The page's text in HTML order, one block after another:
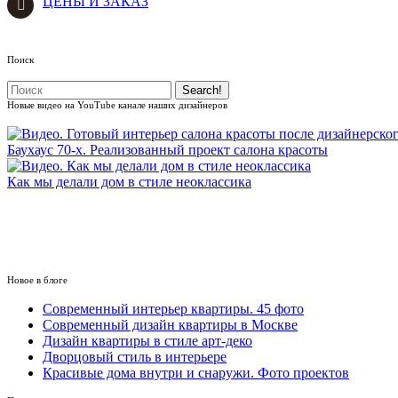
Поиск
Новые видео на YouTube канале наших дизайнеров
Баухаус 70-х. Реализованный проект салона красоты
Как мы делали дом в стиле неоклассика
Новое в блоге
Cовременный интерьер квартиры. 45 фото
Современный дизайн квартиры в Москве
Дизайн квартиры в стиле арт-деко
Дворцовый стиль в интерьере
Красивые дома внутри и снаружи. Фото проектов